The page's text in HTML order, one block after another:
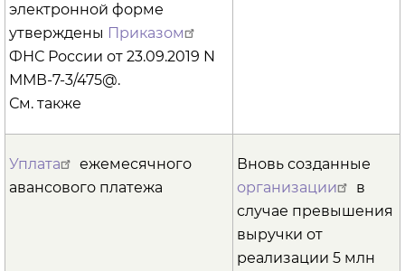
электронной форме
утверждены Приказом
ФНС России от 23.09.2019 N
ММВ-7-3/475@.
См. также
Уплата
ежемесячного
авансового платежа
Вновь созданные
организации
в
случае превышения
выручки от
реализации 5 млн